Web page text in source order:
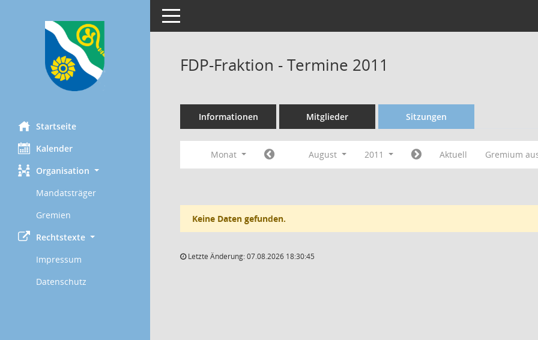
Startseite
Kalender
Organisation
Mandatsträger
Gremien
Rechtstexte
Impressum
Datenschutz
Toggle navigation
FDP-Fraktion - Termine 2011
Informationen Mitglieder Sitzungen
Monat August 2011 Aktuell Gremium
Keine Daten gefunden.
Letzte Änderung: 07.08.2026 18:30:45